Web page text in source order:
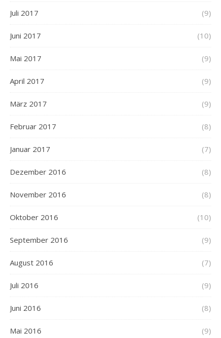
Juli 2017 (9)
Juni 2017 (10)
Mai 2017 (9)
April 2017 (9)
März 2017 (9)
Februar 2017 (8)
Januar 2017 (7)
Dezember 2016 (8)
November 2016 (8)
Oktober 2016 (10)
September 2016 (9)
August 2016 (7)
Juli 2016 (9)
Juni 2016 (8)
Mai 2016 (9)